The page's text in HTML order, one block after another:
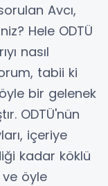
Avcı,
Hele ODTÜ
nasıl
tabii ki
bir gelenek
ODTÜ'nün
içeriye
kadar köklü
ve öyle